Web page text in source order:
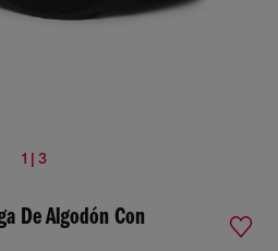
1 | 3
De Algodón Con